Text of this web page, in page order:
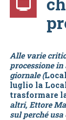
Alle varie
processione
giornale (
luglio la
trasformare
altri, Ettore
sul perché